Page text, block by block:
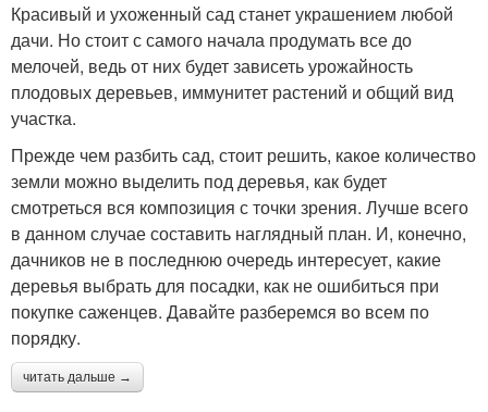
Красивый и ухоженный сад станет украшением любой
дачи. Но стоит с самого начала продумать все до
мелочей, ведь от них будет зависеть урожайность
плодовых деревьев, иммунитет растений и общий вид
участка.
Прежде чем разбить сад, стоит решить, какое количество
земли можно выделить под деревья, как будет
смотреться вся композиция с точки зрения. Лучше всего
в данном случае составить наглядный план. И, конечно,
дачников не в последнюю очередь интересует, какие
деревья выбрать для посадки, как не ошибиться при
покупке саженцев. Давайте разберемся во всем по
порядку.
читать дальше →